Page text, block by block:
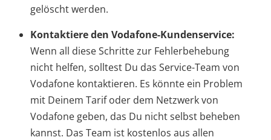
gelöscht werden.
Kontaktiere den Vodafone-Kundenservice:
Wenn all diese Schritte zur Fehlerbehebung
nicht helfen, solltest Du das Service-Team von
Vodafone kontaktieren. Es könnte ein Problem
mit Deinem Tarif oder dem Netzwerk von
Vodafone geben, das Du nicht selbst beheben
kannst. Das Team ist kostenlos aus allen